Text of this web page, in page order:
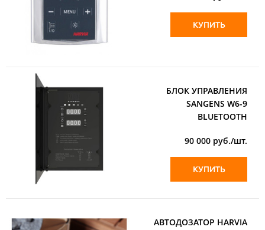
КУПИТЬ
БЛОК УПРАВЛЕНИЯ
SANGENS W6-9
BLUETOOTH
90 000 руб./шт.
КУПИТЬ
АВТОДОЗАТОР HARVIA